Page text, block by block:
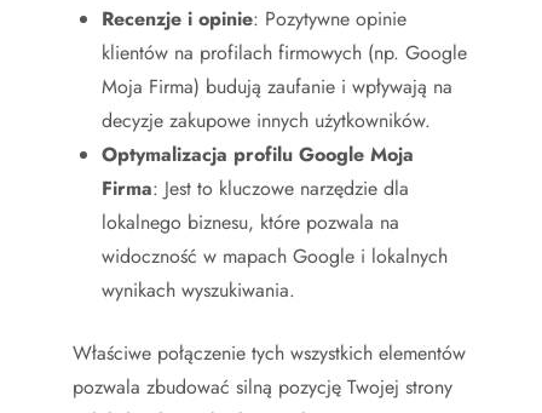
Recenzje i opinie: Pozytywne opinie
klientów na profilach firmowych (np. Google
Moja Firma) budują zaufanie i wpływają na
decyzje zakupowe innych użytkowników.
Optymalizacja profilu Google Moja
Firma: Jest to kluczowe narzędzie dla
lokalnego biznesu, które pozwala na
widoczność w mapach Google i lokalnych
wynikach wyszukiwania.
Właściwe połączenie tych wszystkich elementów
pozwala zbudować silną pozycję Twojej strony